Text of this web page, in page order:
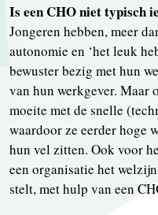
Is een CHO niet typisch
Jongeren hebben, meer
autonomie en ‘het leuk
bewuster bezig met hun
van hun werkgever. Maar
moeite met de snelle
waardoor ze eerder hoge
hun vel zitten. Ook voor
een organisatie het
stelt, met hulp van een